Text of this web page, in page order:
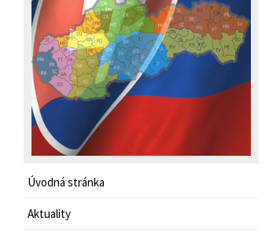
Úvodná stránka
Aktuality